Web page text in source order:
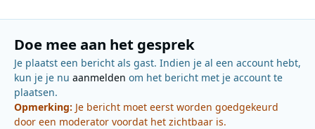
Doe mee aan het gesprek
Je plaatst een bericht als gast. Indien je al een account hebt,
kun je je nu aanmelden om het bericht met je account te
plaatsen.
Opmerking: Je bericht moet eerst worden goedgekeurd
door een moderator voordat het zichtbaar is.